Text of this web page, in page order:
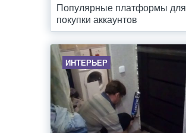
Популярные платформы для
покупки аккаунтов
ИНТЕРЬЕР